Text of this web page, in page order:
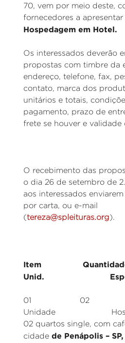
70, vem por meio deste,
fornecedores a
Hospedagem em Hotel.
Os interessados deverão
propostas com timbre da
endereço, telefone, fax,
contato, marca dos
unitários e totais,
pagamento, prazo de
frete se houver e validade
O recebimento das
o dia 26 de setembro de
aos interessados
por carta, ou e-mail
(tereza@spleituras.org).
Item
Unid.
01
Unidade
02 quartos single, com
cidade de Penápolis –